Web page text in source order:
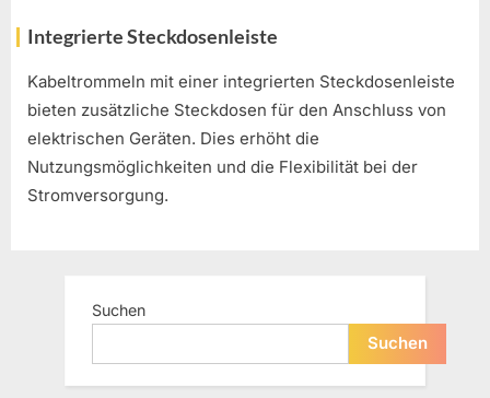
Integrierte Steckdosenleiste
Kabeltrommeln mit einer integrierten Steckdosenleiste
bieten zusätzliche Steckdosen für den Anschluss von
elektrischen Geräten. Dies erhöht die
Nutzungsmöglichkeiten und die Flexibilität bei der
Stromversorgung.
Suchen
Suchen